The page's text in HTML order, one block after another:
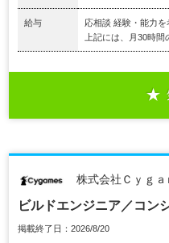
給与
応相談 経験・能力を
上記には、月30時間
株式会社Ｃｙｇａ
ビルドエンジニア／コン
掲載終了日：2026/8/20